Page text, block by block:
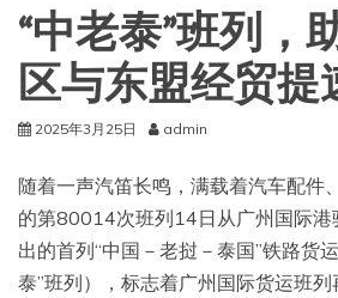
“中老泰”班列，
区与东盟经贸提
2025年3月25日 admin
随着一声汽笛长鸣，满载着汽车配件
的第80014次班列14日从广州国际港
出的首列“中国－老挝－泰国”铁路货
泰”班列），标志着广州国际货运班